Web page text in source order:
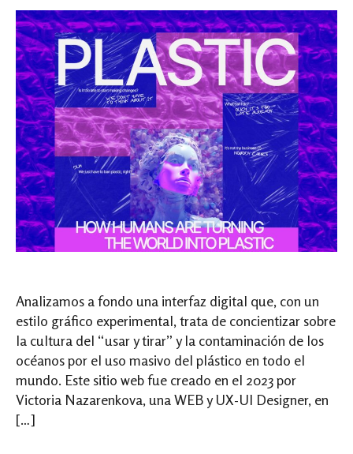
Analizamos a fondo una interfaz digital que, con un
estilo gráfico experimental, trata de concientizar sobre
la cultura del “usar y tirar” y la contaminación de los
océanos por el uso masivo del plástico en todo el
mundo. Este sitio web fue creado en el 2023 por
Victoria Nazarenkova, una WEB y UX-UI Designer, en
[…]